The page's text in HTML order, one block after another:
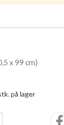
x 99 cm)
på lager